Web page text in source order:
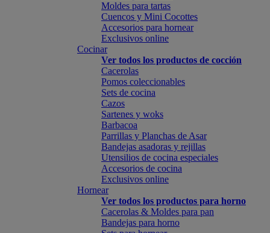
Moldes para tartas
Cuencos y Mini Cocottes
Accesorios para hornear
Exclusivos online
Cocinar
Ver todos los productos de cocción
Cacerolas
Pomos coleccionables
Sets de cocina
Cazos
Sartenes y woks
Barbacoa
Parrillas y Planchas de Asar
Bandejas asadoras y rejillas
Utensilios de cocina especiales
Accesorios de cocina
Exclusivos online
Hornear
Ver todos los productos para horno
Cacerolas & Moldes para pan
Bandejas para horno